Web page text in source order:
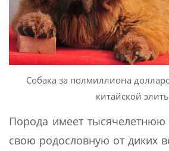
Собака за полмиллиона
китайской
Порода имеет тысячелетнюю
свою родословную от диких